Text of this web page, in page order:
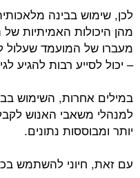
לכן, שימוש בבינה
מהן היכולות האמיתיות
מעברו של המועמד שעלול
– יכול לסייע רבות להגיע
במילים אחרות, השימוש
למנהלי משאבי האנוש
יותר ומבוססות נתונים.
עם זאת, חיוני להשתמש